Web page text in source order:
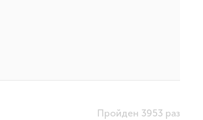
Пройден 3953 раз